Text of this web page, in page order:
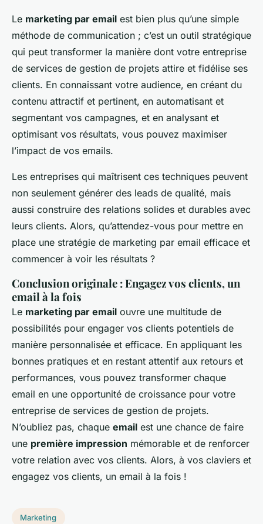
Le marketing par email est bien plus qu’une simple
méthode de communication ; c’est un outil stratégique
qui peut transformer la manière dont votre entreprise
de services de gestion de projets attire et fidélise ses
clients. En connaissant votre audience, en créant du
contenu attractif et pertinent, en automatisant et
segmentant vos campagnes, et en analysant et
optimisant vos résultats, vous pouvez maximiser
l’impact de vos emails.
Les entreprises qui maîtrisent ces techniques peuvent
non seulement générer des leads de qualité, mais
aussi construire des relations solides et durables avec
leurs clients. Alors, qu’attendez-vous pour mettre en
place une stratégie de marketing par email efficace et
commencer à voir les résultats ?
Conclusion originale : Engagez vos clients, un
email à la fois
Le marketing par email ouvre une multitude de
possibilités pour engager vos clients potentiels de
manière personnalisée et efficace. En appliquant les
bonnes pratiques et en restant attentif aux retours et
performances, vous pouvez transformer chaque
email en une opportunité de croissance pour votre
entreprise de services de gestion de projets.
N’oubliez pas, chaque email est une chance de faire
une première impression mémorable et de renforcer
votre relation avec vos clients. Alors, à vos claviers et
engagez vos clients, un email à la fois !
Marketing